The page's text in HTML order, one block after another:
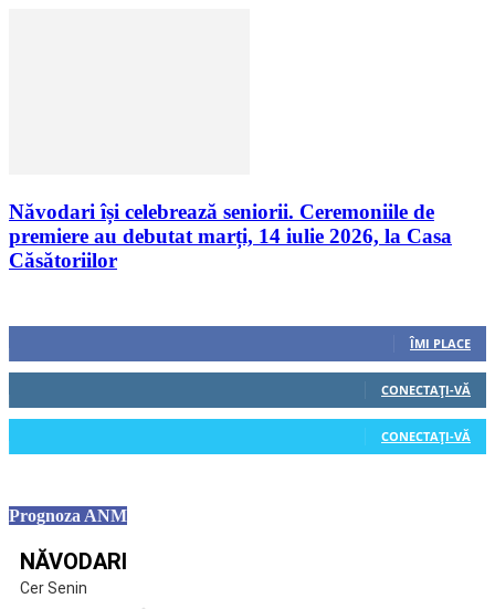
Năvodari își celebrează seniorii. Ceremoniile de
premiere au debutat marți, 14 iulie 2026, la Casa
Căsătoriilor
ÎMI PLACE
CONECTAȚI-VĂ
CONECTAȚI-VĂ
Prognoza ANM
NĂVODARI
Cer Senin